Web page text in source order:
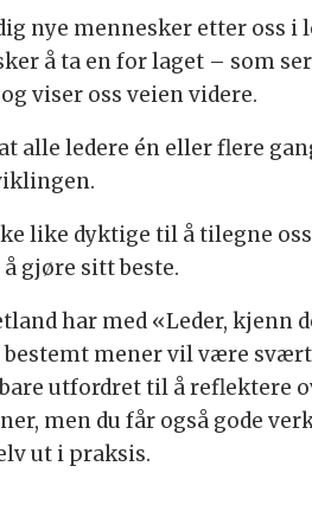
nye mennesker etter oss i
å ta en for laget – som
viser oss veien videre.
alle ledere én eller flere
like dyktige til å tilegne
gjøre sitt beste.
har med «Leder, kjenn
mener vil være
utfordret til å reflektere
men du får også gode
ut i praksis.